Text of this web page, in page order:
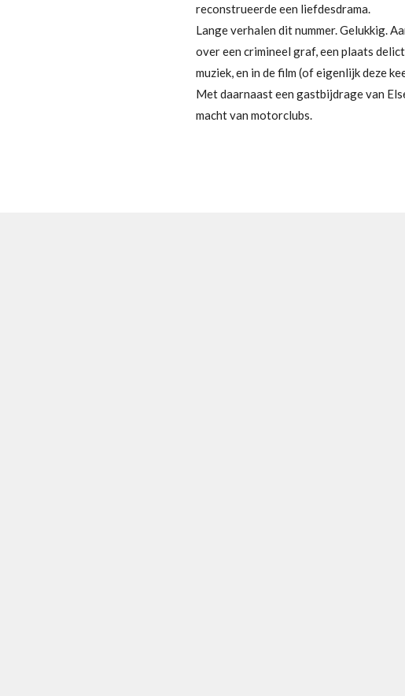
reconstrueerde een liefdesdrama.
Lange verhalen dit nummer. Gelukkig.
over een crimineel graf, een plaats
muziek, en in de film (of eigenlijk deze
Met daarnaast een gastbijdrage van
macht van motorclubs.